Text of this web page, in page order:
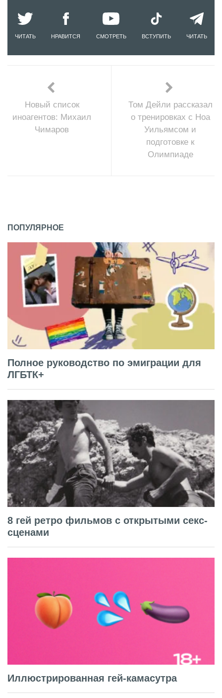
ЧИТАТЬ НРАВИТСЯ СМОТРЕТЬ ВСТУПИТЬ ЧИТАТЬ
Новый список
иноагентов: Михаил
Чимаров
Том Дейли рассказал
о тренировках с Ноа
Уильямсом и
подготовке к
Олимпиаде
ПОПУЛЯРНОЕ
Полное руководство по эмиграции для
ЛГБТК+
8 гей ретро фильмов с открытыми секс-
сценами
Иллюстрированная гей-камасутра